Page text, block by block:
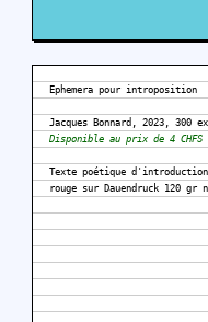
Ephemera pour introposition
Jacques Bonnard, 2023, 300
Disponible au prix de 4 CHFS
Texte poétique
rouge sur Dauendruck 120 gr